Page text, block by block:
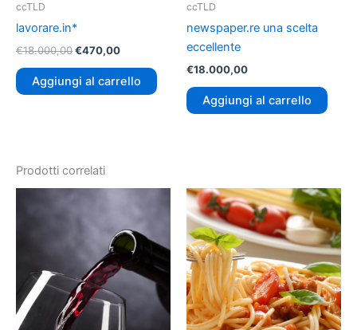
ccTLD
lavorare.in*
€18.000,00€470,00
Aggiungi al carrello
ccTLD
newspaper.re una scelta
eccellente
€18.000,00
Aggiungi al carrello
Prodotti correlati